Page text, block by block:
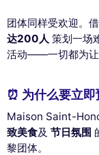
团体同样受欢迎。
达200人 策划一场
活动——一切都为让
⏰ 为什么要立即
Maison Saint-
致美食及 节日氛围
黎团体。